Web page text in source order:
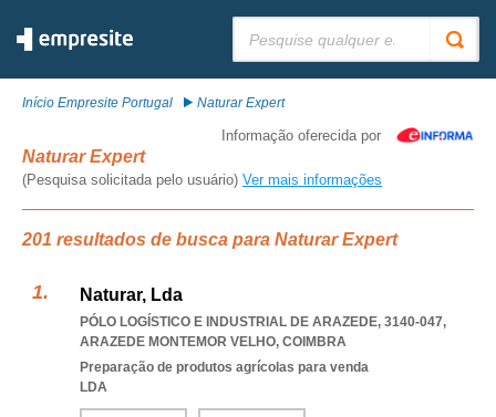
Início Empresite Portugal Naturar Expert
Informação oferecida por
Naturar Expert
(Pesquisa solicitada pelo usuário) Ver mais informações
201 resultados de busca para Naturar Expert
Naturar, Lda
PÓLO LOGÍSTICO E INDUSTRIAL DE ARAZEDE, 3140-047,
ARAZEDE MONTEMOR VELHO, COIMBRA
Preparação de produtos agrícolas para venda
LDA